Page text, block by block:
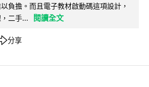
負擔。而且電子教材啟動碼這項設計，
二手...
閱讀全文
分享